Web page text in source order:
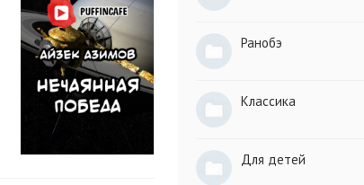
Ранобэ
Классика
Для детей